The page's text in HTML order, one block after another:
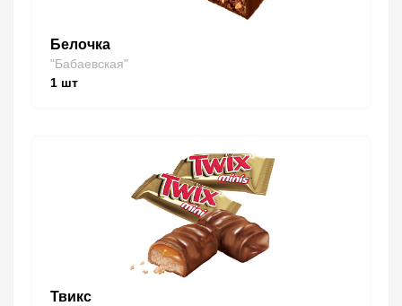
Белочка
"Бабаевская"
1 шт
Твикс